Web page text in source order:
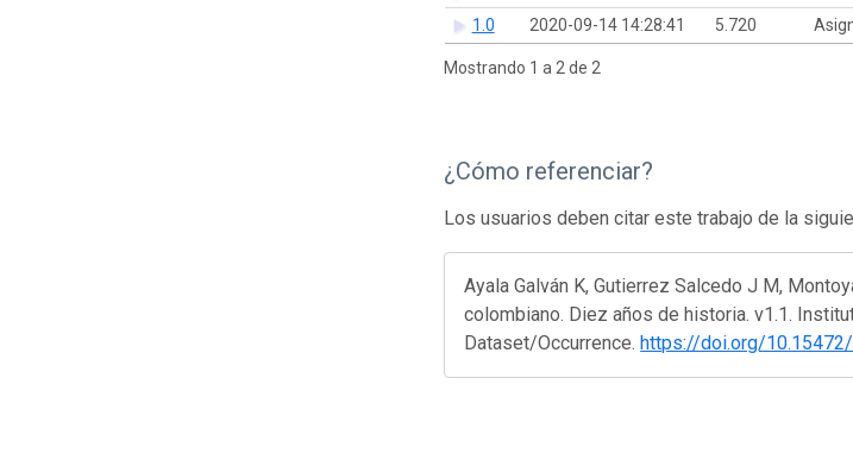
1.0
2020-09-14 14:28:41 5.720
Mostrando 1 a 2 de 2
¿Cómo referenciar?
Los usuarios deben citar este trabajo de la
Ayala Galván K, Gutierrez Salcedo J M,
colombiano. Diez años de historia. v1.1.
Dataset/Occurrence. https://doi.org/